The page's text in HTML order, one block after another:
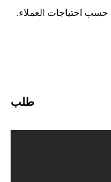
احتياجات العملاء.
طلب